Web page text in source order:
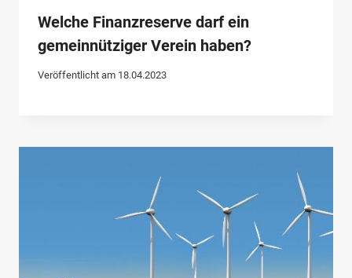
Welche Finanzreserve darf ein
gemeinnütziger Verein haben?
Veröffentlicht am 18.04.2023